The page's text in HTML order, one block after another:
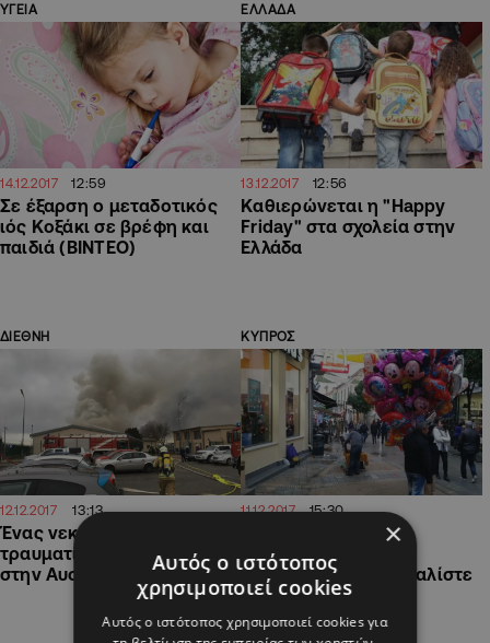
ΥΓΕΙΑ
14.12.2017 12:59
Σε έξαρση ο μεταδοτικός
ιός Κοξάκι σε βρέφη και
παιδιά (ΒΙΝΤΕΟ)
ΕΛΛΑΔΑ
13.12.2017 12:56
Καθιερώνεται η "Happy
Friday" στα σχολεία στην
Ελλάδα
ΔΙΕΘΝΗ
12.12.2017 13:13
Ένας νεκρός και πολλοί
τραυματίες από έκρηξη
στην Αυστρία (ΦΩΤΟ)
ΚΥΠΡΟΣ
11.12.2017 15:30
Προστατευτείτε απο
επιτήδειους και ασφαλίστε
την περιουσία σας
×
Αυτός ο ιστότοπος
χρησιμοποιεί cookies
Αυτός ο ιστότοπος χρησιμοποιεί cookies για